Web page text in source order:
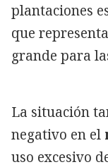
plantaciones
que
grande para
La situación
negativo en el
uso excesivo